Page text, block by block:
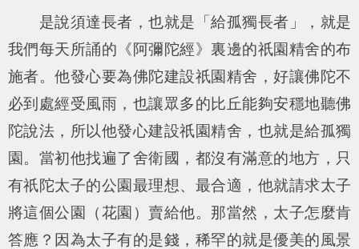
是說須達長者，也就是「給孤獨長者」，就是
我們每天所誦的《阿彌陀經》裏邊的祇園精舍的布
施者。他發心要為佛陀建設祇園精舍，好讓佛陀不
必到處經受風雨，也讓眾多的比丘能夠安穩地聽佛
陀說法，所以他發心建設祇園精舍，也就是給孤獨
園。當初他找遍了舍衛國，都沒有滿意的地方，只
有祇陀太子的公園最理想、最合適，他就請求太子
將這個公園（花園）賣給他。那當然，太子怎麼肯
答應？因為太子有的是錢，稀罕的就是優美的風景